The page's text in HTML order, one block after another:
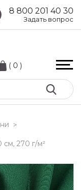
8 800 201 40 30
Задать вопрос
( 0 )
>
см, 270 г/м²